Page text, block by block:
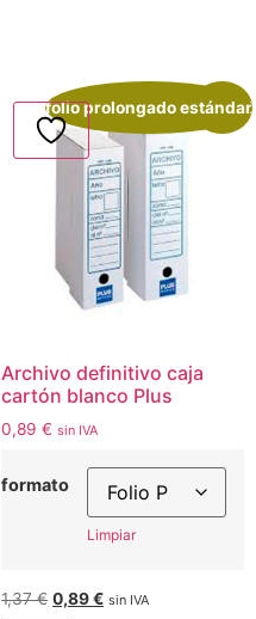
¡Oferta!
folio prolongado estándar
Archivo definitivo caja
cartón blanco Plus
0,89 € sin IVA
formato
Limpiar
1,37€ 0,89€ sin IVA